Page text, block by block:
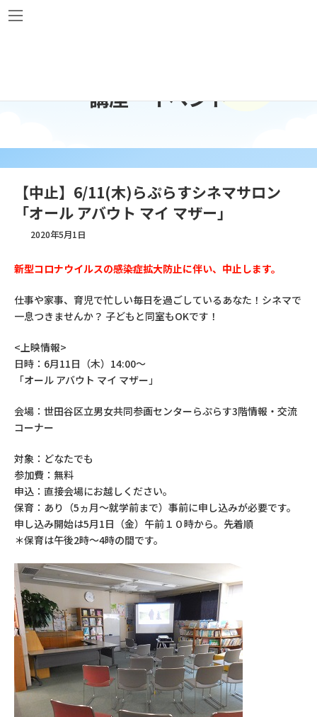
コ
ン
キ
ナ
ビ
に
講座・イベント
【中止】6/11(木)らぷらすシネマサロン
「オール アバウト マイ マザー」
2020年5月1日
新型コロナウイルスの感染症拡大防止に伴い、中止します。
仕事や家事、育児で忙しい毎日を過ごしているあなた！シネマで
一息つきませんか？ 子どもと同室もOKです！
<上映情報>
日時：6月11日（木）14:00～
「オール アバウト マイ マザー」
会場：世田谷区立男女共同参画センターらぷらす3階情報・交流
コーナー
対象：どなたでも
参加費：無料
申込：直接会場にお越しください。
保育：あり（5ヵ月～就学前まで）事前に申し込みが必要です。
申し込み開始は5月1日（金）午前１０時から。先着順
＊保育は午後2時～4時の間です。